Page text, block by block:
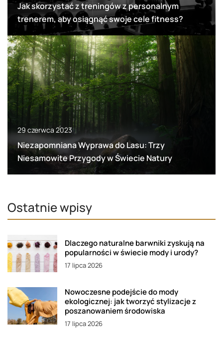
Jak skorzystać z treningów z personalnym
trenerem, aby osiągnąć swoje cele fitness?
29 czerwca 2023
Niezapomniana Wyprawa do Lasu: Trzy
Niesamowite Przygody w Świecie Natury
Ostatnie wpisy
Dlaczego naturalne barwniki zyskują na
popularności w świecie mody i urody?
17 lipca 2026
Nowoczesne podejście do mody
ekologicznej: jak tworzyć stylizacje z
poszanowaniem środowiska
17 lipca 2026